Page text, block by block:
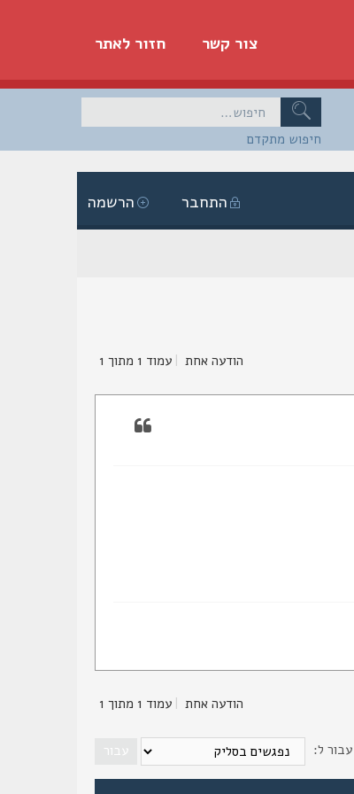
חזור לאתר צור קשר
חיפוש מתקדם
הרשמה התחבר
הודעה אחת | עמוד 1 מתוך 1
הודעה אחת | עמוד 1 מתוך 1
עבור ל: